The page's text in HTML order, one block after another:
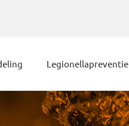
Legionellapreventie